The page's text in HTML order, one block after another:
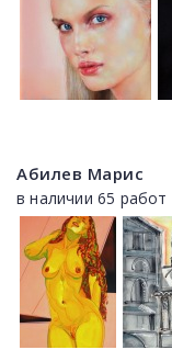
Абилев Марис
в наличии 65 работ